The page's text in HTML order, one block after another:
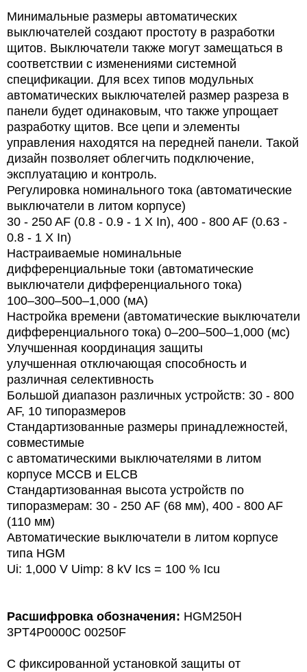
Минимальные размеры автоматических
выключателей создают простоту в разработки
щитов. Выключатели также могут замещаться в
соответствии с изменениями системной
спецификации. Для всех типов модульных
автоматических выключателей размер разреза в
панели будет одинаковым, что также упрощает
разработку щитов. Все цепи и элементы
управления находятся на передней панели. Такой
дизайн позволяет облегчить подключение,
эксплуатацию и контроль.
Регулировка номинального тока (автоматические
выключатели в литом корпусе)
30 - 250 AF (0.8 - 0.9 - 1 X In), 400 - 800 AF (0.63 -
0.8 - 1 X In)
Настраиваемые номинальные
дифференциальные токи (автоматические
выключатели дифференциального тока)
100–300–500–1,000 (мA)
Настройка времени (автоматические выключатели
дифференциального тока) 0–200–500–1,000 (мс)
Улучшенная координация защиты
улучшенная отключающая способность и
различная селективность
Большой диапазон различных устройств: 30 - 800
AF, 10 типоразмеров
Стандартизованные размеры принадлежностей,
совместимые
с автоматическими выключателями в литом
корпусе МССВ и ELCB
Стандартизованная высота устройств по
типоразмерам: 30 - 250 AF (68 мм), 400 - 800 AF
(110 мм)
Автоматические выключатели в литом корпусе
типа HGM
Ui: 1,000 V Uimp: 8 kV Ics = 100 % Icu
Расшифровка обозначения: HGM250H
3PT4P0000C 00250F
С фиксированной установкой защиты от